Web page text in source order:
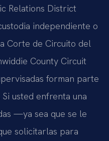
Relations District
independiente o
Corte de Circuito del
County Circuit
forman parte
usted enfrenta una
—ya sea que se le
solicitarlas para